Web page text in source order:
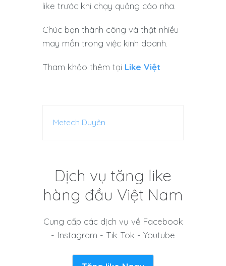
like trước khi chạy quảng cáo nha.
Chúc bạn thành công và thật nhiều
may mắn trong việc kinh doanh.
Tham khảo thêm tại Like Việt
Metech Duyên
Dịch vụ tăng like
hàng đầu Việt Nam
Cung cấp các dịch vụ về Facebook
- Instagram - Tik Tok - Youtube